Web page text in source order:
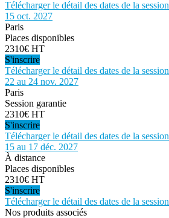
Télécharger le détail des dates de la session
15 oct. 2027
Paris
Places disponibles
2310€ HT
S'inscrire
Télécharger le détail des dates de la session
22 au 24 nov. 2027
Paris
Session garantie
2310€ HT
S'inscrire
Télécharger le détail des dates de la session
15 au 17 déc. 2027
À distance
Places disponibles
2310€ HT
S'inscrire
Télécharger le détail des dates de la session
Nos produits associés